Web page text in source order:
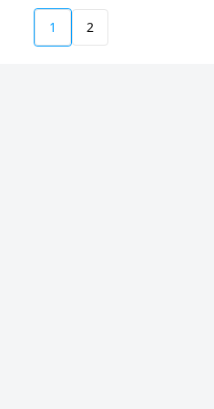
1 2